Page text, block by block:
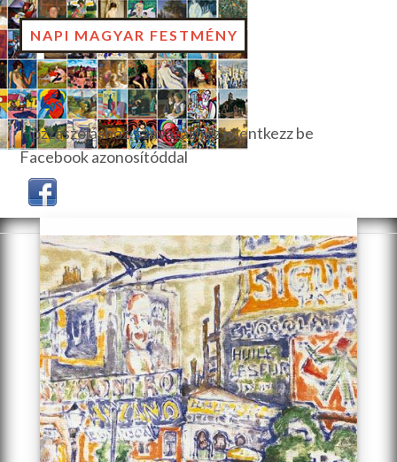
NAPI MAGYAR FESTMÉNY
Hozzászóláshoz, szavazáshoz jelentkezz be
Facebook azonosítóddal